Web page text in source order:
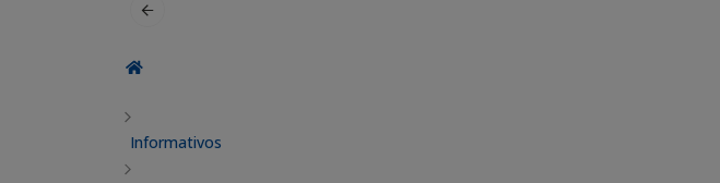
Informativos